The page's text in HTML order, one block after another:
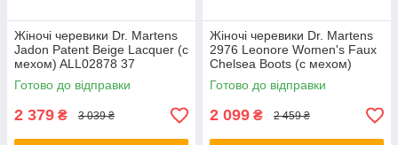
Жіночі черевики Dr. Martens
Jadon Patent Beige Lacquer (с
мехом) ALL02878 37
Готово до відправки
2 379 ₴ 3 039 ₴
Жіночі черевики Dr. Martens
2976 Leonore Women's Faux
Chelsea Boots (с мехом)
21045001
Готово до відправки
2 099 ₴ 2 459 ₴